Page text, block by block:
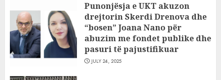
Punonjësja e UKT akuzon
drejtorin Skerdi Drenova dhe
“bosen” Joana Nano për
abuzim me fondet publike dhe
pasuri të pajustifikuar
JULY 24, 2025